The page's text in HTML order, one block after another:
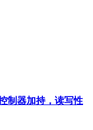
制器加持，读写性